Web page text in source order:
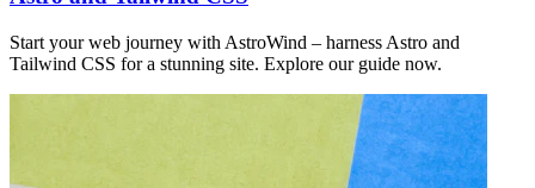
Start your web journey with AstroWind – harness Astro and
Tailwind CSS for a stunning site. Explore our guide now.